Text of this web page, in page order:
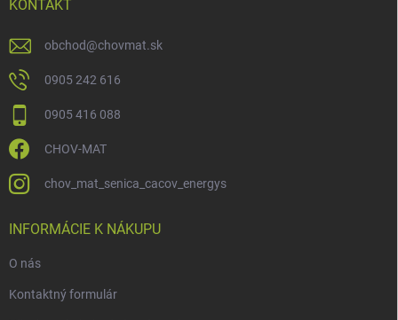
KONTAKT
obchod@chovmat.sk
0905 242 616
0905 416 088
CHOV-MAT
chov_mat_senica_cacov_energys
INFORMÁCIE K NÁKUPU
O nás
Kontaktný formulár